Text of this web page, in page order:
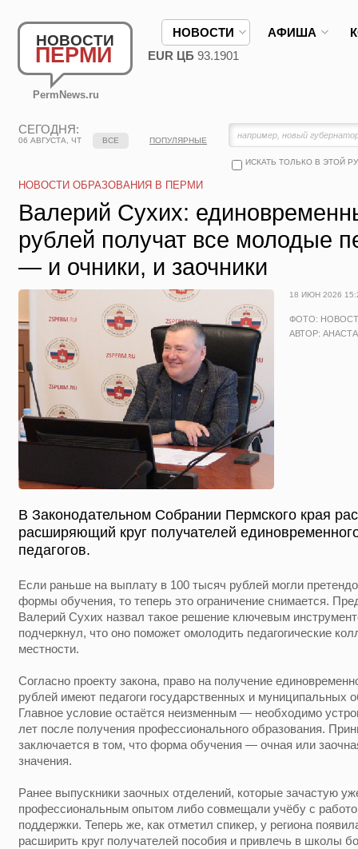
НОВОСТИ
ПЕРМИ
PermNews.ru
НОВОСТИ АФИША
EUR ЦБ 93.1901
СЕГОДНЯ:
06 АВГУСТА, ЧТ
ИСКАТЬ ТОЛЬКО В ЭТОЙ
ВСЕ ПОПУЛЯРНЫЕ
НОВОСТИ ОБРАЗОВАНИЯ В ПЕРМИ
Валерий Сухих:
рублей получат все молодые
— и очники, и заочники
18 ИЮН 2026
ФОТО:
АВТОР:
В Законодательном Собрании Пермского края
расширяющий круг получателей
педагогов.
Если раньше на выплату в 100 тысяч рублей могли
формы обучения, то теперь это ограничение снимается.
Валерий Сухих назвал такое решение ключевым
подчеркнул, что оно поможет омолодить педагогические
местности.
Согласно проекту закона, право на получение
рублей имеют педагоги государственных и муниципальных
Главное условие остаётся неизменным — необходимо
лет после получения профессионального образования.
заключается в том, что форма обучения — очная или
значения.
Ранее выпускники заочных отделений, которые зачастую
профессиональным опытом либо совмещали учёбу с
поддержки. Теперь же, как отметил спикер, у региона
расширить круг получателей пособия и привлечь в школы